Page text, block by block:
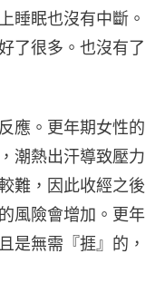
睡眠也沒有中斷。
了很多。也沒有了
應。更年期女性的
潮熱出汗導致壓力
難，因此收經之後
風險會增加。更年
是無需『捱』的，